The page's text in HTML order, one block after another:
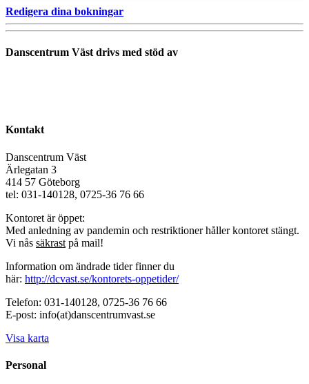
Redigera dina bokningar
Danscentrum Väst drivs med stöd av
Kontakt
Danscentrum Väst
Ärlegatan 3
414 57 Göteborg
tel: 031-140128, 0725-36 76 66
Kontoret är öppet:
Med anledning av pandemin och restriktioner håller kontoret stängt.
Vi nås säkrast på mail!
Information om ändrade tider finner du
här: http://dcvast.se/kontorets-oppetider/
Telefon: 031-140128, 0725-36 76 66
E-post: info(at)danscentrumvast.se
Visa karta
Personal